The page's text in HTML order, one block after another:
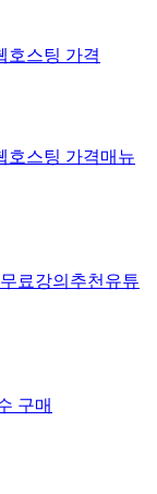
호스팅 가격
호스팅 가격매뉴
료강의 추천유튜
구매